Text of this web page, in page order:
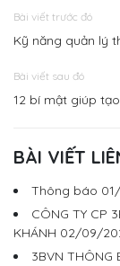
Bài viết trước đó
Kỹ năng quản lý
Bài viết sau đó
12 bí mật giúp
BÀI VIẾT
Thông báo
CÔNG TY CP
KHÁNH 02/09/
3BVN THÔNG